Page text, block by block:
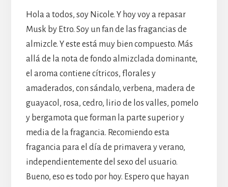
Hola a todos, soy Nicole. Y hoy voy a repasar
Musk by Etro. Soy un fan de las fragancias de
almizcle. Y este está muy bien compuesto. Más
allá de la nota de fondo almizclada dominante,
el aroma contiene cítricos, florales y
amaderados, con sándalo, verbena, madera de
guayacol, rosa, cedro, lirio de los valles, pomelo
y bergamota que forman la parte superior y
media de la fragancia. Recomiendo esta
fragancia para el día de primavera y verano,
independientemente del sexo del usuario.
Bueno, eso es todo por hoy. Espero que hayan